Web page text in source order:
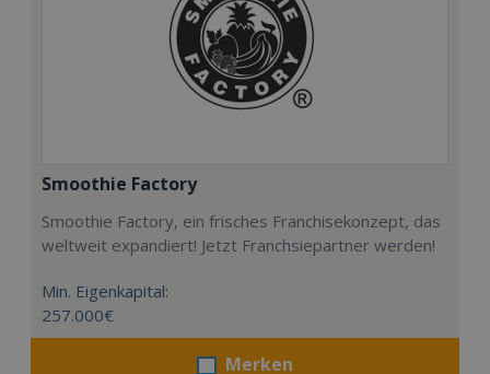
Smoothie Factory
Smoothie Factory, ein frisches Franchisekonzept, das
weltweit expandiert! Jetzt Franchsiepartner werden!
Min. Eigenkapital:
257.000€
Merken